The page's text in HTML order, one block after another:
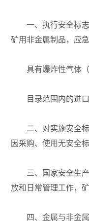
一、执行安全标志
矿用非金属制品，应
具有爆炸性气体（
目录范围内的进口
二、对实施安全标
因采购、使用无安全
三、国家安全生产
放和日常管理工作，
四、金属与非金属